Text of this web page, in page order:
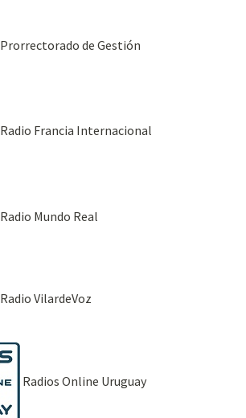
Prorrectorado de Gestión
Radio Francia Internacional
Radio Mundo Real
Radio VilardeVoz
Radios Online Uruguay